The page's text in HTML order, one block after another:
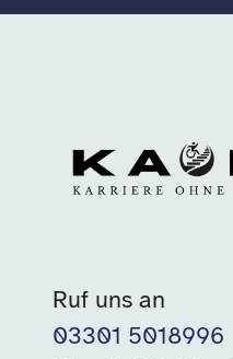
Ruf uns an
03301 5018996